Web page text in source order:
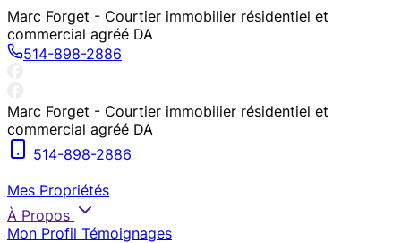
Marc Forget - Courtier immobilier résidentiel et
commercial agréé DA
514-898-2886
Marc Forget - Courtier immobilier résidentiel et
commercial agréé DA
514-898-2886
Mes Propriétés
À Propos
Mon Profil Témoignages